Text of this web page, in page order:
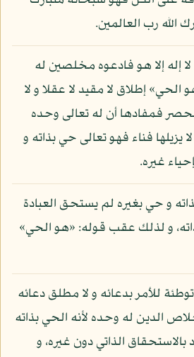
الله رب العالمين.
إله إلا هو فادعوه مخلصين له
الحي» إطلاق لا مقيد لا عقلا و لا
فمفادها أن له تعالى وحده
يزيلها فناء فهو تعالى حي بذاته و
غيره.
و حي بغيره لم يستحق العبادة
و لذلك عقب قوله: «هو الحي»
للأمر بدعائه و لا مطلق دعائه
الدين له وحده لأنه الحي بذاته
بالاستحقاق الذاتي دون غيره، و